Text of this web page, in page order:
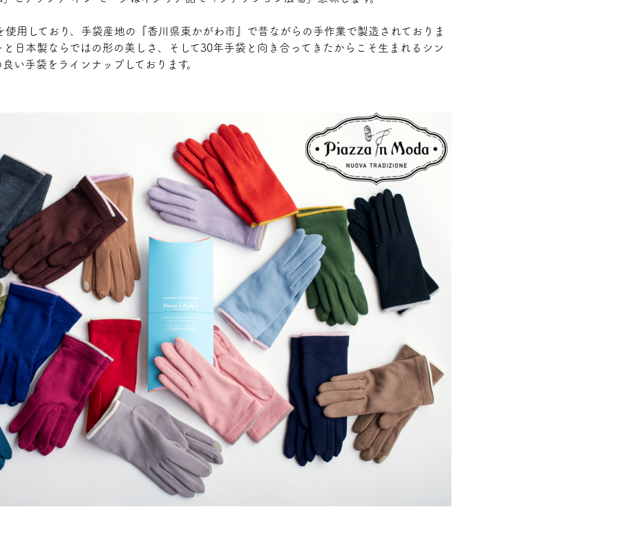
使用しており、手袋産地の『香川県東かがわ市』で昔ながらの手作業で製造されておりま
と日本製ならではの形の美しさ、そして30年手袋と向き合ってきたからこそ生まれるシン
い手袋をラインナップしております。